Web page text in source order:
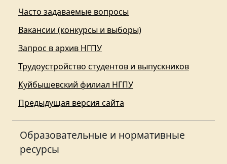
Часто задаваемые вопросы
Вакансии (конкурсы и выборы)
Запрос в архив НГПУ
Трудоустройство студентов и выпускников
Куйбышевский филиал НГПУ
Предыдущая версия сайта
Образовательные и нормативные
ресурсы